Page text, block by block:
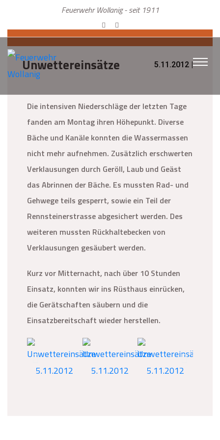
Feuerwehr Wollanig - seit 1911
Unwettereinsätze 5.11.2012 |
Die intensiven Niederschläge der letzten Tage
fanden am Montag ihren Höhepunkt. Diverse
Bäche und Kanäle konnten die Wassermassen
nicht mehr aufnehmen. Zusätzlich erschwerten
Verklausungen durch Geröll, Laub und Geäst
das Abrinnen der Bäche. Es mussten Rad- und
Gehwege teils gesperrt, sowie ein Teil der
Rennsteinerstrasse abgesichert werden. Des
weiteren mussten Rückhaltebecken von
Verklausungen gesäubert werden.
Kurz vor Mitternacht, nach über 10 Stunden
Einsatz, konnten wir ins Rüsthaus einrücken,
die Gerätschaften säubern und die
Einsatzbereitschaft wieder herstellen.